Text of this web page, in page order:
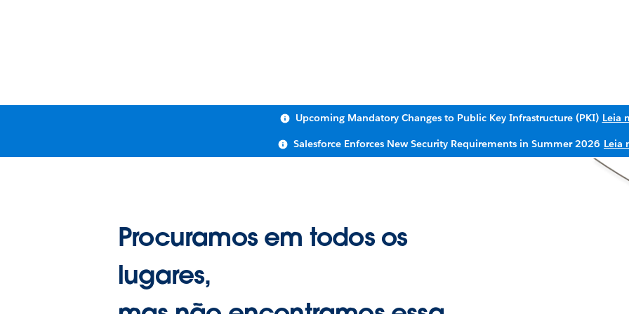
Upcoming Mandatory Changes to Public Key Infrastructure (PKI) Leia
Salesforce Enforces New Security Requirements in Summer 2026 Leia
Procuramos em todos os
lugares,